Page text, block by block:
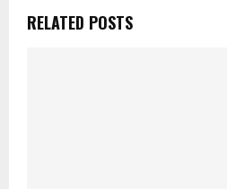
RELATED POSTS